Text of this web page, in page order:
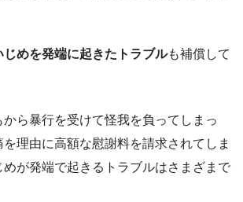
じめを発端に起きたトラブルも補償して
から暴行を受けて怪我を負ってしまっ
理由に高額な慰謝料を請求されてしま
めが発端で起きるトラブルはさまざまで